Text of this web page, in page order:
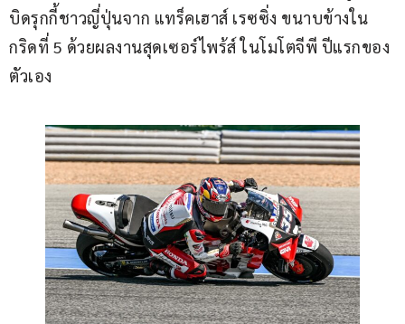
บิดรุกกี้ชาวญี่ปุ่นจาก แทร็คเฮาส์ เรซซิ่ง ขนาบข้างใน
กริดที่ 5 ด้วยผลงานสุดเซอร์ไพร้ส์ ในโมโตจีพี ปีแรกของ
ตัวเอง